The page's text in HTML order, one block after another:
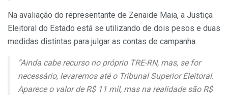
Na avaliação do representante de Zenaide Maia, a Justiça
Eleitoral do Estado está se utilizando de dois pesos e duas
medidas distintas para julgar as contas de campanha.
“Ainda cabe recurso no próprio TRE-RN, mas, se for
necessário, levaremos até o Tribunal Superior Eleitoral.
Aparece o valor de R$ 11 mil, mas na realidade são R$